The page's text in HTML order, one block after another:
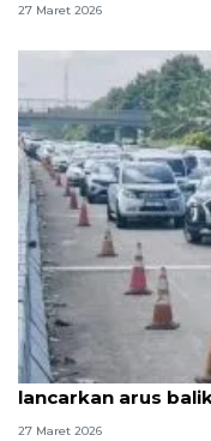
27 Maret 2026
Astra Tol Cipali:
lancarkan arus
27 Maret 2026